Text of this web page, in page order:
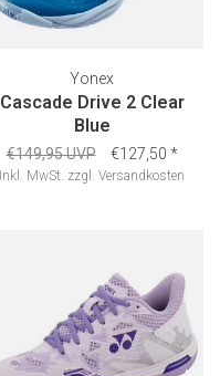
Yonex
Cascade Drive 2 Clear
Blue
€149,95 UVP €127,50 *
Inkl. MwSt. zzgl. Versandkosten